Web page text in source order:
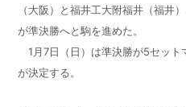
（大阪）と福井工大附福井（福井
が準決勝へと駒を進めた。
1月7日（日）は準決勝が5セッ
が決定する。